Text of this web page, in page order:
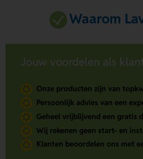
Waarom
Jouw voordelen als
Onze producten zijn van
Persoonlijk advies van een
Geheel vrijblijvend een gratis
Wij rekenen geen start- en
Klanten beoordelen ons met